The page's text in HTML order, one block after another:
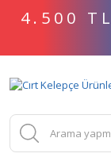
4.500